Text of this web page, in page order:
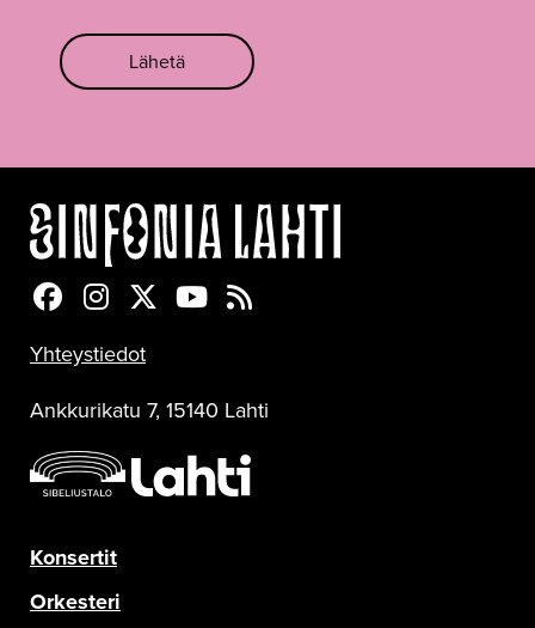
Lähetä
Sinfonia Lahti Facebookissa
Sinfonia Lahti Instagramissa
Sinfonia Lahti Twitterissä
Sinfonia Lahti YouTubessa
Sinfonia Lahti RSS-feed
Yhteystiedot
Ankkurikatu 7, 15140 Lahti
Konsertit
Orkesteri